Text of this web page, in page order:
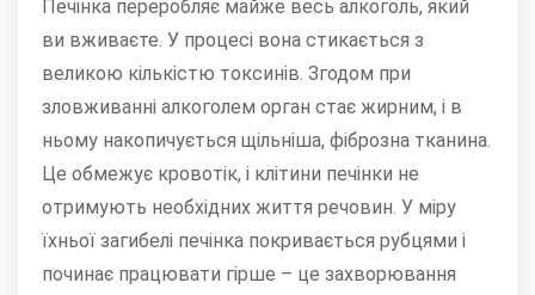
Печінка переробляє майже весь алкоголь, який
ви вживаєте. У процесі вона стикається з
великою кількістю токсинів. Згодом при
зловживанні алкоголем орган стає жирним, і в
ньому накопичується щільніша, фіброзна тканина.
Це обмежує кровотік, і клітини печінки не
отримують необхідних життя речовин. У міру
їхньої загибелі печінка покривається рубцями і
починає працювати гірше – це захворювання